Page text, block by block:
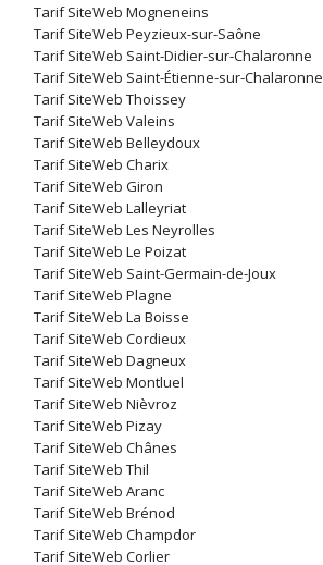
Tarif SiteWeb Mogneneins
Tarif SiteWeb Peyzieux-sur-Saône
Tarif SiteWeb Saint-Didier-sur-Chalaronne
Tarif SiteWeb Saint-Étienne-sur-Chalaronne
Tarif SiteWeb Thoissey
Tarif SiteWeb Valeins
Tarif SiteWeb Belleydoux
Tarif SiteWeb Charix
Tarif SiteWeb Giron
Tarif SiteWeb Lalleyriat
Tarif SiteWeb Les Neyrolles
Tarif SiteWeb Le Poizat
Tarif SiteWeb Saint-Germain-de-Joux
Tarif SiteWeb Plagne
Tarif SiteWeb La Boisse
Tarif SiteWeb Cordieux
Tarif SiteWeb Dagneux
Tarif SiteWeb Montluel
Tarif SiteWeb Nièvroz
Tarif SiteWeb Pizay
Tarif SiteWeb Chânes
Tarif SiteWeb Thil
Tarif SiteWeb Aranc
Tarif SiteWeb Brénod
Tarif SiteWeb Champdor
Tarif SiteWeb Corlier